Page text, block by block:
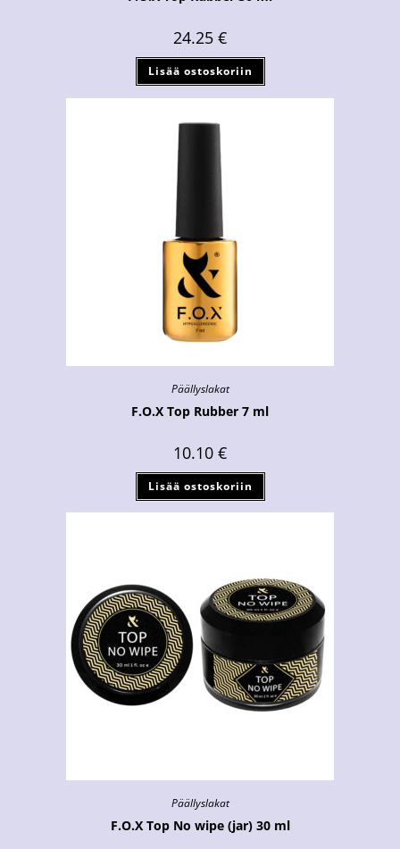
24.25 €
Lisää ostoskoriin
Päällyslakat
F.O.X Top Rubber 7 ml
10.10 €
Lisää ostoskoriin
Päällyslakat
F.O.X Top No wipe (jar) 30 ml